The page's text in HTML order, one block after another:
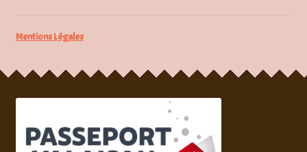
Mentions Légales